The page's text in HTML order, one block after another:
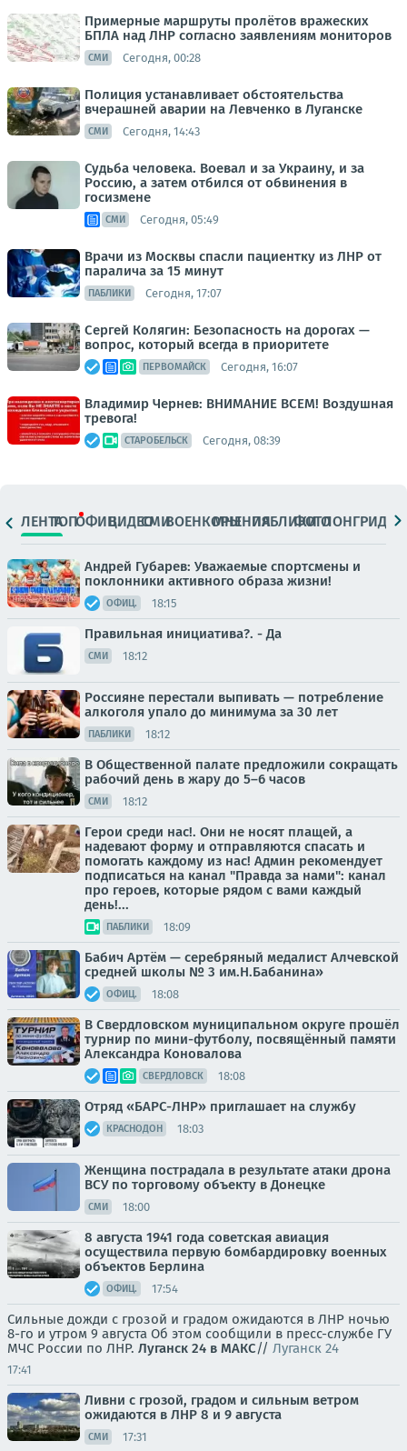
Примерные маршруты пролётов вражеских
БПЛА над ЛНР согласно заявлениям мониторов
СМИ Сегодня, 00:28
Полиция устанавливает обстоятельства
вчерашней аварии на Левченко в Луганске
СМИ Сегодня, 14:43
Судьба человека. Воевал и за Украину, и за
Россию, а затем отбился от обвинения в
госизмене
СМИ Сегодня, 05:49
Врачи из Москвы спасли пациентку из ЛНР от
паралича за 15 минут
ПАБЛИКИ Сегодня, 17:07
Сергей Колягин: Безопасность на дорогах —
вопрос, который всегда в приоритете
ПЕРВОМАЙСК Сегодня, 16:07
Владимир Чернев: ВНИМАНИЕ ВСЕМ! Воздушная
тревога!
СТАРОБЕЛЬСК Сегодня, 08:39
ЛЕНТАТОПОФИЦ.ВИДЕОСМИВОЕНКОРЫМНЕНИЯПАБЛИКИ
ФОТОЛОНГРИДЫ
Андрей Губарев: Уважаемые спортсмены и
поклонники активного образа жизни!
ОФИЦ. 18:15
Правильная инициатива?. - Да
СМИ 18:12
Россияне перестали выпивать — потребление
алкоголя упало до минимума за 30 лет
ПАБЛИКИ 18:12
В Общественной палате предложили сокращать
рабочий день в жару до 5–6 часов
СМИ 18:12
Герои среди нас!. Они не носят плащей, а
надевают форму и отправляются спасать и
помогать каждому из нас! Админ рекомендует
подписаться на канал "Правда за нами": канал
про героев, которые рядом с вами каждый
день!...
ПАБЛИКИ 18:09
Бабич Артём — серебряный медалист Алчевской
средней школы № 3 им.Н.Бабанина»
ОФИЦ. 18:08
В Свердловском муниципальном округе прошёл
турнир по мини-футболу, посвящённый памяти
Александра Коновалова
СВЕРДЛОВСК 18:08
Отряд «БАРС-ЛНР» приглашает на службу
КРАСНОДОН 18:03
Женщина пострадала в результате атаки дрона
ВСУ по торговому объекту в Донецке
СМИ 18:00
8 августа 1941 года советская авиация
осуществила первую бомбардировку военных
объектов Берлина
ОФИЦ. 17:54
Сильные дожди с грозой и градом ожидаются в ЛНР ночью
8-го и утром 9 августа Об этом сообщили в пресс-службе ГУ
МЧС России по ЛНР. Луганск 24 в МАКС// Луганск 24
17:41
Ливни с грозой, градом и сильным ветром
ожидаются в ЛНР 8 и 9 августа
СМИ 17:31